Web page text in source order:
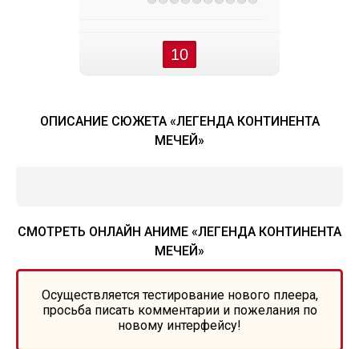
10
ОПИСАНИЕ СЮЖЕТА «ЛЕГЕНДА КОНТИНЕНТА
МЕЧЕЙ»
СМОТРЕТЬ ОНЛАЙН АНИМЕ «ЛЕГЕНДА КОНТИНЕНТА
МЕЧЕЙ»
Осуществляется тестирование нового плеера,
просьба писать комментарии и пожелания по
новому интерфейсу!